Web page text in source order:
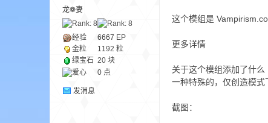
龙❁妻
经验 6667 EP
金粒
1192 粒
绿宝石 20 块
爱心
0 点
发消息
这个模组是
更多详情
关于这个模组添加了什么
一种特殊的，仅创造模
截图：